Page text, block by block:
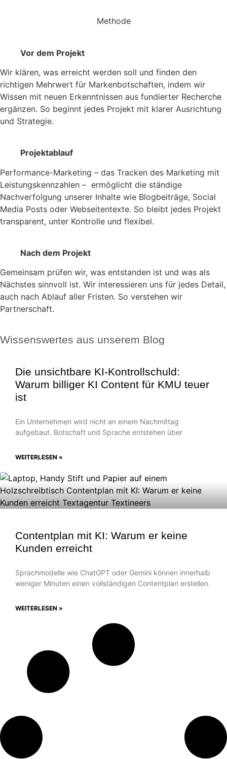
Methode
Vor dem Projekt
Wir klären, was erreicht werden soll und finden den
richtigen Mehrwert für Markenbotschaften, indem wir
Wissen mit neuen Erkenntnissen aus fundierter Recherche
ergänzen. So beginnt jedes Projekt mit klarer Ausrichtung
und Strategie.
Projektablauf
Performance-Marketing – das Tracken des Marketing mit
Leistungskennzahlen – ermöglicht die ständige
Nachverfolgung unserer Inhalte wie Blogbeiträge, Social
Media Posts oder Webseitentexte. So bleibt jedes Projekt
transparent, unter Kontrolle und flexibel.
Nach dem Projekt
Gemeinsam prüfen wir, was entstanden ist und was als
Nächstes sinnvoll ist. Wir interessieren uns für jedes Detail,
auch nach Ablauf aller Fristen. So verstehen wir
Partnerschaft.
Wissenswertes aus unserem Blog
Die unsichtbare KI-Kontrollschuld:
Warum billiger KI Content für KMU teuer
ist
Ein Unternehmen wird nicht an einem Nachmittag
aufgebaut. Botschaft und Sprache entstehen über
WEITERLESEN »
Contentplan mit KI: Warum er keine
Kunden erreicht
Sprachmodelle wie ChatGPT oder Gemini können innerhalb
weniger Minuten einen vollständigen Contentplan erstellen.
WEITERLESEN »